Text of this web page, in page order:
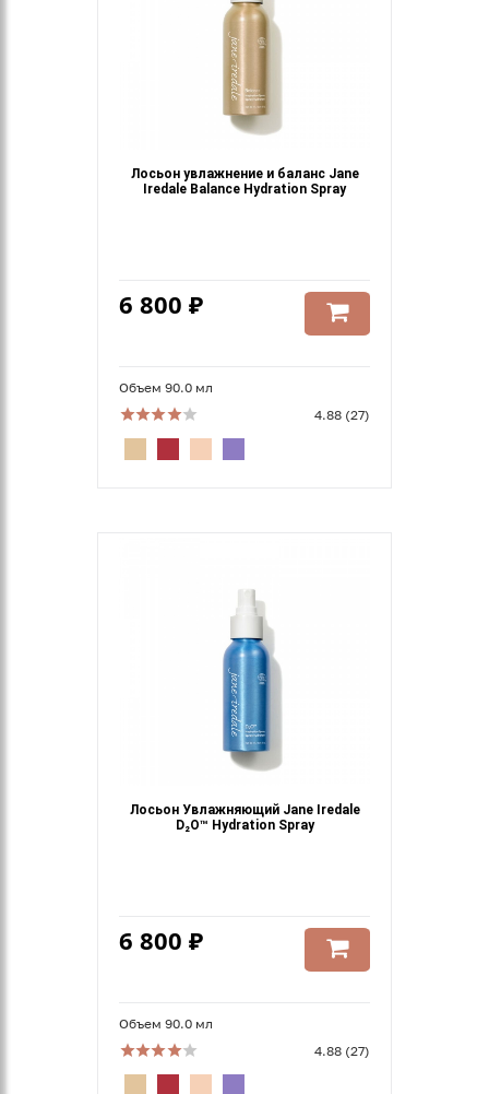
Лосьон увлажнение и баланс Jane
Iredale Balance Hydration Spray
6 800 ₽
Объем 90.0 мл
4.88 (27)
Лосьон Увлажняющий Jane Iredale
D₂O™ Hydration Spray
6 800 ₽
Объем 90.0 мл
4.88 (27)